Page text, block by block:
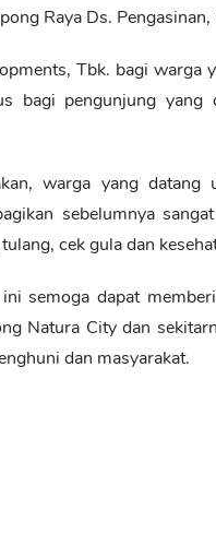
Raya Ds.
Tbk. bagi warga
bagi pengunjung
warga yang datang
sebelumnya
cek gula dan
semoga dapat
Natura City dan
dan masyarakat.